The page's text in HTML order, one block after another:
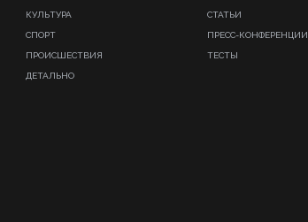
КУЛЬТУРА
СПОРТ
ПРОИСШЕСТВИЯ
ДЕТАЛЬНО
СТАТЬИ
ПРЕСС-КОНФЕРЕНЦИИ
ТЕСТЫ